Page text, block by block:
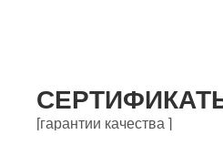
[гарантии качества ]